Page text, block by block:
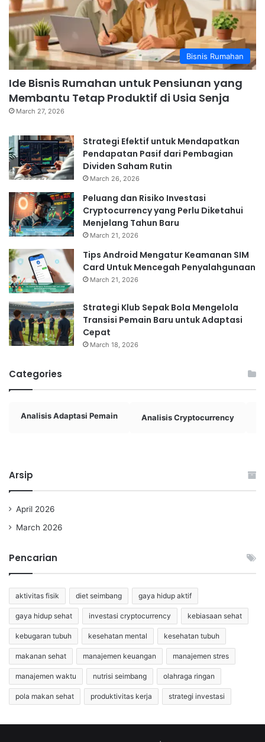
Bisnis Rumahan
Ide Bisnis Rumahan untuk Pensiunan yang
Membantu Tetap Produktif di Usia Senja
March 27, 2026
Strategi Efektif untuk Mendapatkan
Pendapatan Pasif dari Pembagian
Dividen Saham Rutin
March 26, 2026
Peluang dan Risiko Investasi
Cryptocurrency yang Perlu Diketahui
Menjelang Tahun Baru
March 21, 2026
Tips Android Mengatur Keamanan SIM
Card Untuk Mencegah Penyalahgunaan
March 21, 2026
Strategi Klub Sepak Bola Mengelola
Transisi Pemain Baru untuk Adaptasi
Cepat
March 18, 2026
Categories
Analisis Adaptasi Pemain Analisis Cryptocurrency
Arsip
April 2026
March 2026
Pencarian
aktivitas fisik diet seimbang gaya hidup aktif
gaya hidup sehat investasi cryptocurrency kebiasaan sehat
kebugaran tubuh kesehatan mental kesehatan tubuh
makanan sehat manajemen keuangan manajemen stres
manajemen waktu nutrisi seimbang olahraga ringan
pola makan sehat produktivitas kerja strategi investasi